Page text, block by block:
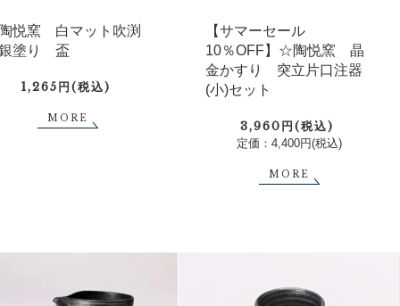
悦窯 白マット吹渕
塗り 盃
1,265円(税込)
MORE
【サマーセール
10％OFF】☆陶悦窯 晶
金かすり 突立片口注器
(小)セット
3,960円(税込)
定価：4,400円(税込)
MORE